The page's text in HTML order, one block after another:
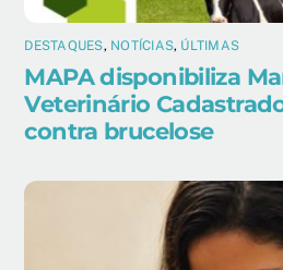
DESTAQUES, NOTÍCIAS, ÚLTIMAS
MAPA disponibiliza
Veterinário
contra brucelose